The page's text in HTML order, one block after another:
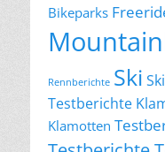
Bikeparks
Rennberichte Ski
Testberichte
Klamotten